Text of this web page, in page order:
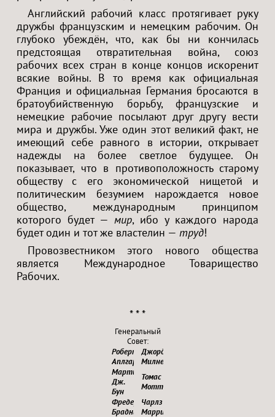
Английский рабочий класс протягивает руку
дружбы французским и немецким рабочим. Он
глубоко убеждён, что, как бы ни кончилась
предстоящая отвратительная война, союз
рабочих всех стран в конце концов искоренит
всякие войны. В то время как официальная
Франция и официальная Германия бросаются в
братоубийственную борьбу, французские и
немецкие рабочие посылают друг другу вести
мира и дружбы. Уже один этот великий факт, не
имеющий себе равного в истории, открывает
надежды на более светлое будущее. Он
показывает, что в противоположность старому
обществу с его экономической нищетой и
политическим безумием нарождается новое
общество, международным принципом
которого будет — мир, ибо у каждого народа
будет один и тот же властелин — труд!
Провозвестником этого нового общества
является Международное Товарищество
Рабочих.
* * *
Генеральный
Совет:
Роберт
Аплгарт
Джордж
Милнер
Мартин
Дж.
Бун
Томас
Моттерсхед
Фредерик
Брадник
Чарлз
Марри